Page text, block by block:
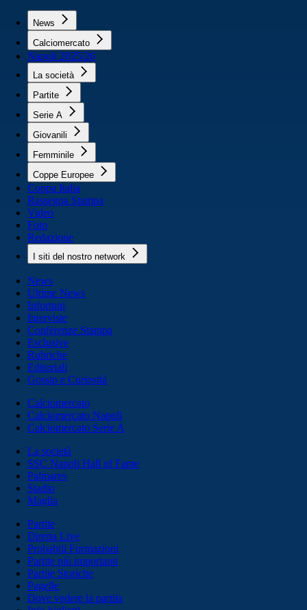
News
Calciomercato
Napoli 2025/26
La società
Partite
Serie A
Giovanili
Femminile
Coppe Europee
Coppa Italia
Rassegna Stampa
Video
Foto
Redazione
I siti del nostro network
News
Ultime News
Infortuni
Interviste
Conferenze Stampa
Esclusive
Rubriche
Editoriali
Gossip e Curiosità
Calciomercato
Calciomercato Napoli
Calciomercato Serie A
La società
SSC Napoli Hall of Fame
Palmares
Stadio
Maglia
Partite
Diretta Live
Probabili Formazioni
Partite più importanti
Partite Storiche
Pagelle
Dove vedere la partita